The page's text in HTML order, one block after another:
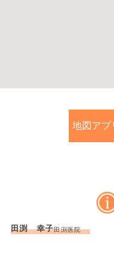
地図アプ
田渕 幸子田渕医院